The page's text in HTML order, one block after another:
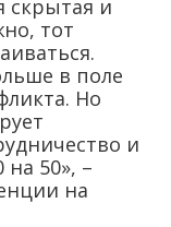
скрытая и
тот
в поле
Но
и
50», –
на